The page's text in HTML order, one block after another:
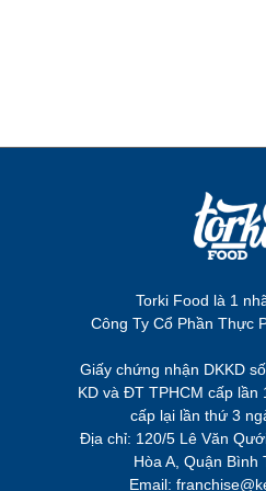
Torki Food là 1
Công Ty Cổ Phần Thực
Giấy chứng nhận DKKD
KD và ĐT TPHCM cấp lần
cấp lại lần thứ 3
Địa chỉ: 120/5 Lê Văn
Hòa A, Quận Bình
Email: